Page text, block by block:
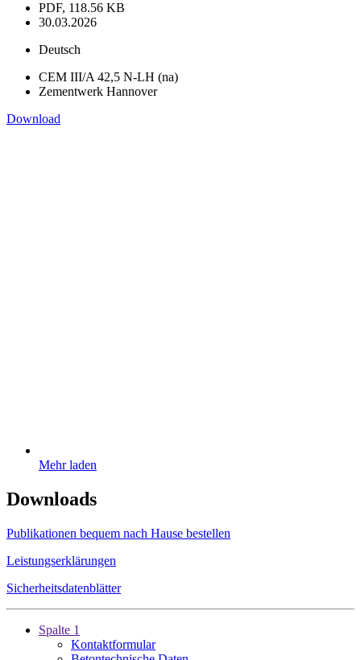
PDF, 118.56 KB
30.03.2026
Deutsch
CEM III/A 42,5 N-LH (na)
Zementwerk Hannover
Download
Mehr laden
Downloads
Publikationen bequem nach Hause bestellen
Leistungserklärungen
Sicherheitsdatenblätter
Spalte 1
Kontaktformular